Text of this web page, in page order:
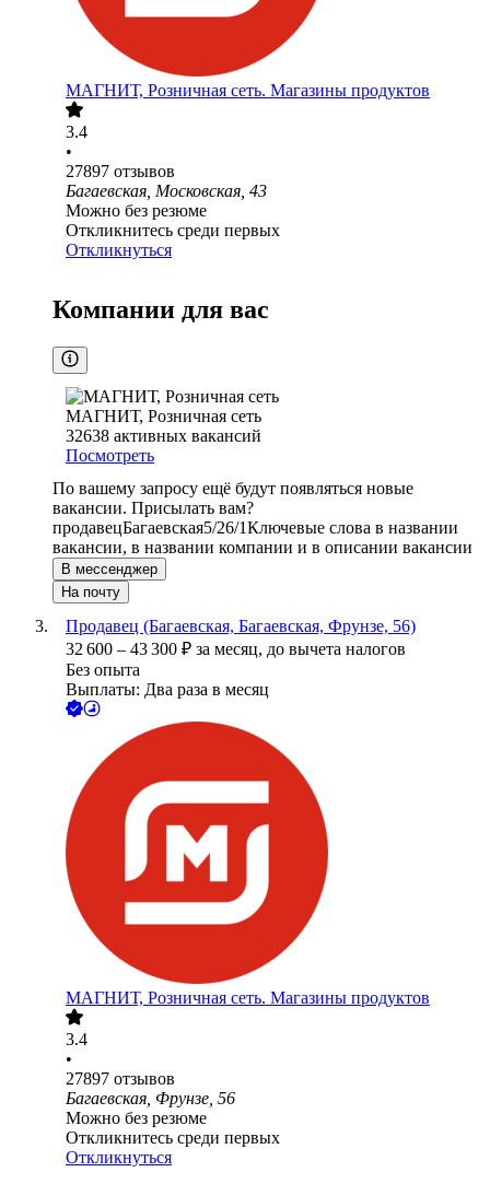
МАГНИТ, Розничная сеть. Магазины продуктов
3.4
•
27897 отзывов
Багаевская, Московская, 43
Можно без резюме
Откликнитесь среди первых
Откликнуться
Компании для вас
МАГНИТ, Розничная сеть
32638 активных вакансий
Посмотреть
По вашему запросу ещё будут появляться новые
вакансии. Присылать вам?
продавецБагаевская5/26/1Ключевые слова в названии
вакансии, в названии компании и в описании вакансии
В мессенджер
На почту
Продавец (Багаевская, Багаевская, Фрунзе, 56)
32 600 – 43 300 ₽ за месяц, до вычета налогов
Без опыта
Выплаты: Два раза в месяц
МАГНИТ, Розничная сеть. Магазины продуктов
3.4
•
27897 отзывов
Багаевская, Фрунзе, 56
Можно без резюме
Откликнитесь среди первых
Откликнуться